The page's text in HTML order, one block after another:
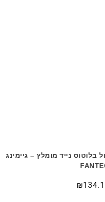
בלוטוס נייד מומלץ – גיימינג
₪